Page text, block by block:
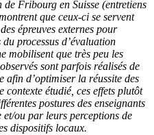
de Fribourg en Suisse (entretiens
que ceux-ci se servent
épreuves externes pour
processus d’évaluation
mobilisent que très peu les
sont parfois réalisés de
afin d’optimiser la réussite des
contexte étudié, ces effets plutôt
postures des enseignants
ou par leurs perceptions de
dispositifs locaux.